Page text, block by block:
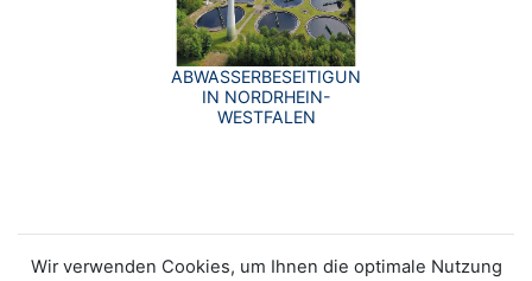
ABWASSERBESEITIGUNG
IN NORDRHEIN-
WESTFALEN
Wir verwenden Cookies, um Ihnen die optimale Nutzung